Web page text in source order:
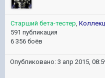
Старший бета-тестер
591 публикация
6 356 боёв
Опубликовано: 3 апр 2015,